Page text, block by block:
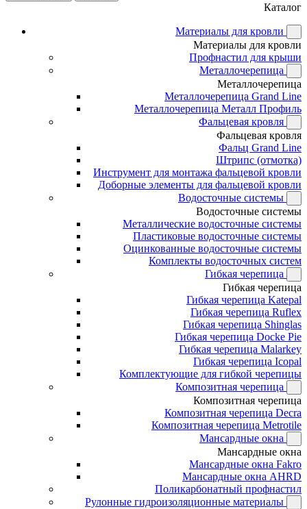
Каталог
Материалы для кровли
Материалы для кровли
Профнастил для крыши
Металлочерепица
Металлочерепица
Металлочерепица Grand Line
Металлочерепица Металл Профиль
Фальцевая кровля
Фальцевая кровля
Фальц Grand Line
Штрипс (отмотка)
Инструмент для монтажа фальцевой кровли
Доборные элементы для фальцевой кровли
Водосточные системы
Водосточные системы
Металлические водосточные системы
Пластиковые водосточные системы
Оцинкованные водосточные системы
Комплекты водосточных систем
Гибкая черепица
Гибкая черепица
Гибкая черепица Katepal
Гибкая черепица Ruflex
Гибкая черепица Shinglas
Гибкая черепица Docke Pie
Гибкая черепица Malarkey
Гибкая черепица Icopal
Комплектующие для гибкой черепицы
Композитная черепица
Композитная черепица
Композитная черепица Decra
Композитная черепица Metrotile
Мансардные окна
Мансардные окна
Мансардные окна Fakro
Мансардные окна AHRD
Поликарбонатный профнастил
Рулонные гидроизоляционные материалы